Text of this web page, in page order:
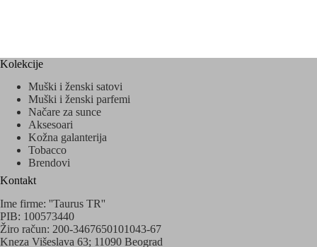
Kolekcije
Muški i ženski satovi
Muški i ženski parfemi
Načare za sunce
Aksesoari
Kožna galanterija
Tobacco
Brendovi
Kontakt
Ime firme: ''Taurus TR''
PIB: 100573440
Žiro račun: 200-3467650101043-67
Kneza Višeslava 63; 11090 Beograd